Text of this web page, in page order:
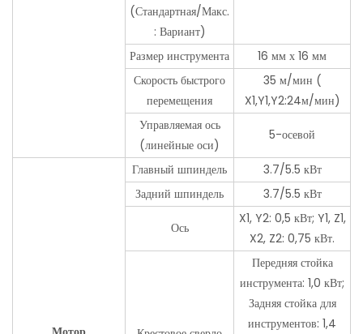
(Стандартная/Макс.
: Вариант)
Размер инструмента
16 мм х 16 мм
Скорость быстрого
перемещения
35 м/мин (
X1,Y1,Y2:24м/мин)
Управляемая ось
(линейные оси)
5-осевой
Главный шпиндель
3.7/5.5 кВт
Задний шпиндель
3.7/5.5 кВт
Ось
X1, Y2: 0,5 кВт; Y1, Z1,
X2, Z2: 0,75 кВт.
Передняя стойка
инструмента: 1,0 кВт;
Задняя стойка для
инструментов: 1,4